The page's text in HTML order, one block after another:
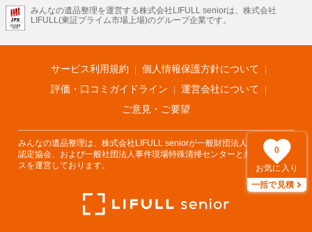
0
お気に入り
一括で見積
LIFULL HOME'Sのサービス
不動産・住宅
不動産査定 マンション専門売却査定 不動産投資 アドバイザー
不動産アーカイブ
空き家バンク 家賃相場 不動産会社
まちむすび
不動産用語集 住まいのお役立ち情報
LIFULL HOME'S PRESS
アプリ 不動産データ 不動産転職
みんなの遺品整理を運営する株式会社LIFULL seniorは、株式会社
LIFULL(東証プライム市場上場)のグループ企業です。
サービス利用規約
個人情報保護方針について
評価・口コミガイドライン
運営会社について
ご意見・ご要望
みんなの遺品整理は、株式会社LIFULL seniorが一般財団法人遺品整理士
認定協会、および一般社団法人事件現場特殊清掃センターと共同でサービ
スを運営しております。